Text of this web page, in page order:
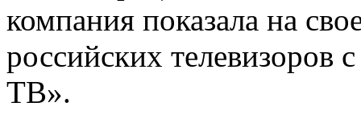
компания показала на
российских телевизоров
ТВ».